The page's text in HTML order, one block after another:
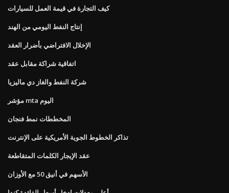
كيف التجارة في قيمة العمل للسيارات
إنتاج النفط اليومي من الهند
الإخلال الافتراضي بأضرار العقد
اتفاقية شراكة مقابل عقد
شركة النفط والغاز دي ماليزيا
مؤشر mta اليوم
المخططات نمط فنجان
تذاكر الخطوط الجوية الأمريكية على الإنترنت
عقد الإيجار الكلمات المتقاطعة
الأسهم في أنيق 50 مع الأوزان